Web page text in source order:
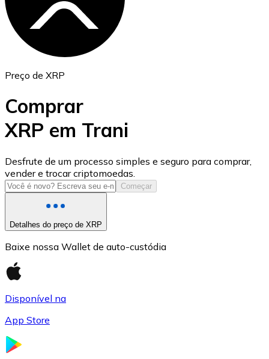
USD Coin
USDC
Preço de XRP
Comprar
XRP em Trani
Desfrute de um processo simples e seguro para comprar,
vender e trocar criptomoedas.
Começar
Detalhes do preço de XRP
Baixe nossa Wallet de auto-custódia
Disponível na
App Store